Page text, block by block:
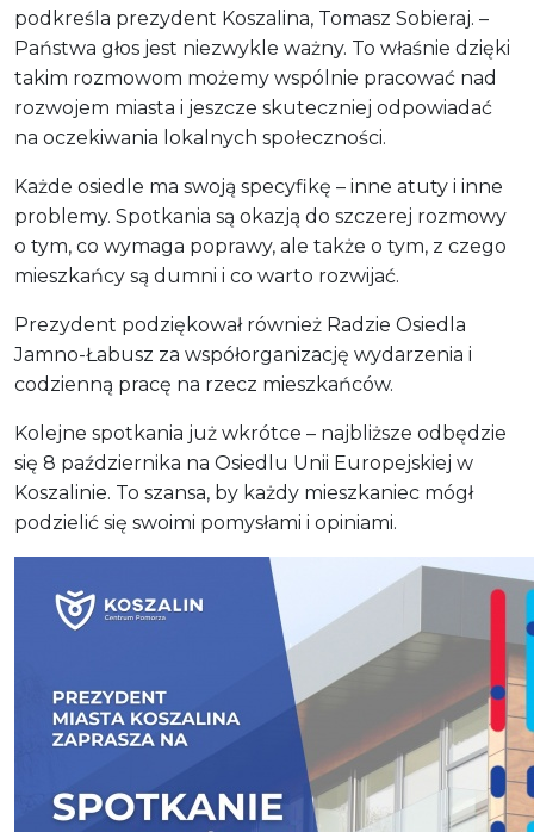
podkreśla prezydent Koszalina, Tomasz Sobieraj. –
Państwa głos jest niezwykle ważny. To właśnie dzięki
takim rozmowom możemy wspólnie pracować nad
rozwojem miasta i jeszcze skuteczniej odpowiadać
na oczekiwania lokalnych społeczności.
Każde osiedle ma swoją specyfikę – inne atuty i inne
problemy. Spotkania są okazją do szczerej rozmowy
o tym, co wymaga poprawy, ale także o tym, z czego
mieszkańcy są dumni i co warto rozwijać.
Prezydent podziękował również Radzie Osiedla
Jamno-Łabusz za współorganizację wydarzenia i
codzienną pracę na rzecz mieszkańców.
Kolejne spotkania już wkrótce – najbliższe odbędzie
się 8 października na Osiedlu Unii Europejskiej w
Koszalinie. To szansa, by każdy mieszkaniec mógł
podzielić się swoimi pomysłami i opiniami.